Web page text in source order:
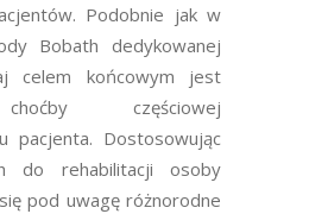
Podobnie jak w
Bobath dedykowanej
celem końcowym jest
częściowej
pacjenta. Dostosowując
do rehabilitacji osoby
pod uwagę różnorodne